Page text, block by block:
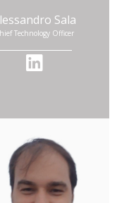
Sala
Technology Officer